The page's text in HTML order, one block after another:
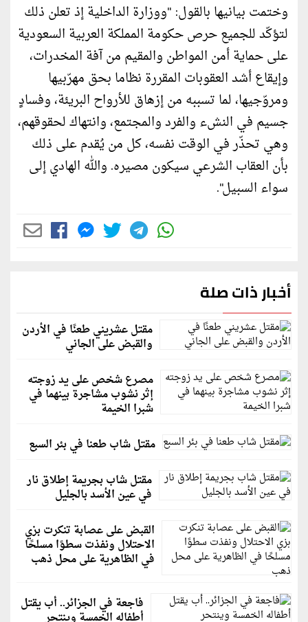
وختمت بيانيها بالقول: "ووزارة الداخلية إذ تعلن ذلك
لتؤكّد للجميع حرص حكومة المملكة العربية السعودية
على حماية أمن المواطن والمقيم من آفة المخدرات،
وإيقاع أشد العقوبات المقررة نظاما بحق مهرّبيها
ومروّجيها، لما تسببه من إزهاق للأرواح البريئة، وفسادٍ
جسيم في النشء والفرد والمجتمع، وانتهاك لحقوقهم،
وهي تحذّر في الوقت نفسه، كل من يُقدم على ذلك
بأن العقاب الشرعي سيكون مصيره. والله الهادي إلى
سواء السبيل".
أخبار ذات صلة
مقتل عشريني طعنًا في الأردن
والقبض على الجاني
مصرع شخص على يد زوجته
إثر نشوب مشاجرة بينهما في
شبرا الخيمة
مقتل شاب طعنا في بئر السبع
مقتل شاب بجريمة إطلاق نار
في عين الأسد بالجليل
القبض على عصابة تنكرت بزي
الاحتلال ونفذت سطوًا مسلحًا
في الظاهرية على محل ذهب
فاجعة في الجزائر.. أب يقتل